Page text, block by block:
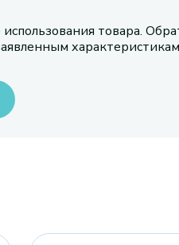
товара.
характеристикам